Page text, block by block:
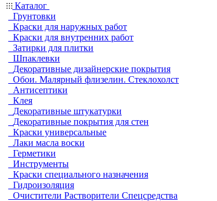
Каталог
Грунтовки
Краски для наружных работ
Краски для внутренних работ
Затирки для плитки
Шпаклевки
Декоративные дизайнерские покрытия
Обои. Малярный флизелин. Стеклохолст
Антисептики
Клея
Декоративные штукатурки
Декоративные покрытия для стен
Краски универсальные
Лаки масла воски
Герметики
Инструменты
Краски специального назначения
Гидроизоляция
Очистители Растворители Спецсредства